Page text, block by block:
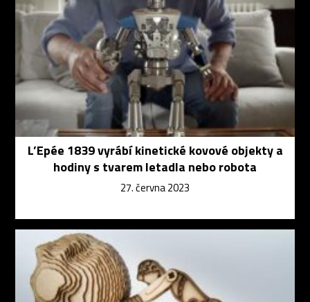
L’Epée 1839 vyrábí kinetické kovové objekty a
hodiny s tvarem letadla nebo robota
27. června 2023